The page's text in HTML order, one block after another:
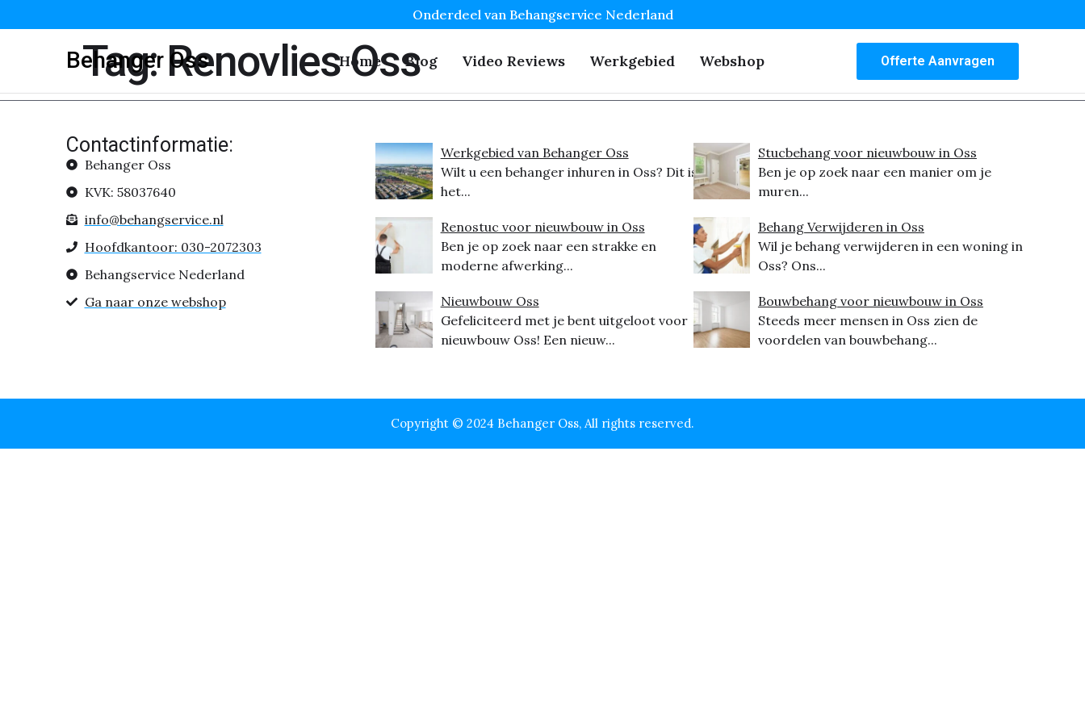
Onderdeel van Behangservice Nederland
Behanger Oss Home Blog Video Reviews Werkgebied Webshop Offerte Aanvragen
Tag:Renovlies Oss
Contactinformatie:
Behanger Oss
KVK: 58037640
info@behangservice.nl
Hoofdkantoor: 030-2072303
Behangservice Nederland
Ga naar onze webshop
Werkgebied van Behanger Oss
Wilt u een behanger inhuren in Oss? Dit is
het...
Renostuc voor nieuwbouw in Oss
Ben je op zoek naar een strakke en
moderne afwerking...
Nieuwbouw Oss
Gefeliciteerd met je bent uitgeloot voor
nieuwbouw Oss! Een nieuw...
Stucbehang voor nieuwbouw in Oss
Ben je op zoek naar een manier om je
muren...
Behang Verwijderen in Oss
Wil je behang verwijderen in een woning in
Oss? Ons...
Bouwbehang voor nieuwbouw in Oss
Steeds meer mensen in Oss zien de
voordelen van bouwbehang...
Copyright © 2024 Behanger Oss, All rights reserved.